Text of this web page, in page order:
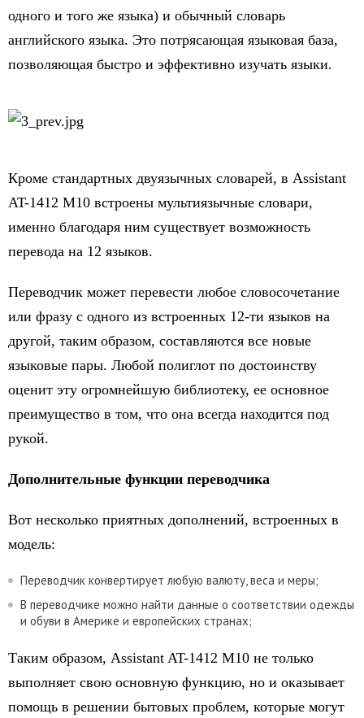
одного и того же языка) и обычный словарь
английского языка. Это потрясающая языковая база,
позволяющая быстро и эффективно изучать языки.
Кроме стандартных двуязычных словарей, в Assistant
AT-1412 M10 встроены мультиязычные словари,
именно благодаря ним существует возможность
перевода на 12 языков.
Переводчик может перевести любое словосочетание
или фразу с одного из встроенных 12-ти языков на
другой, таким образом, составляются все новые
языковые пары. Любой полиглот по достоинству
оценит эту огромнейшую библиотеку, ее основное
преимущество в том, что она всегда находится под
рукой.
Дополнительные функции переводчика
Вот несколько приятных дополнений, встроенных в
модель:
Переводчик конвертирует любую валюту, веса и меры;
В переводчике можно найти данные о соответствии одежды
и обуви в Америке и европейских странах;
Таким образом, Assistant AT-1412 M10 не только
выполняет свою основную функцию, но и оказывает
помощь в решении бытовых проблем, которые могут